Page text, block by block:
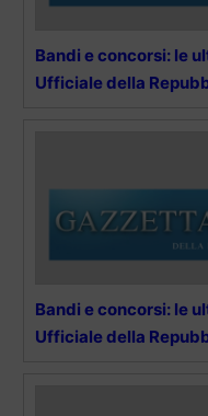
Bandi e concorsi: le
Ufficiale della
Bandi e concorsi: le
Ufficiale della